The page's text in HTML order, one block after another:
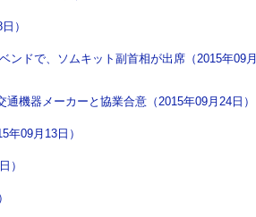
）
ンドで、ソムキット副首相が出席（2015年09月
機器メーカーと協業合意（2015年09月24日）
09月13日）
）